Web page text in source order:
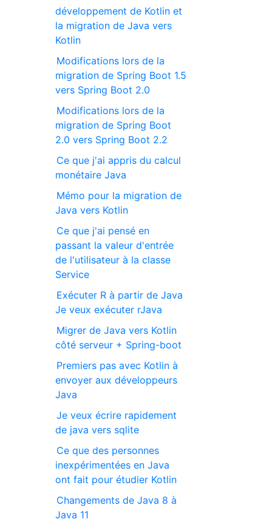
développement de Kotlin et
la migration de Java vers
Kotlin
Modifications lors de la
migration de Spring Boot 1.5
vers Spring Boot 2.0
Modifications lors de la
migration de Spring Boot
2.0 vers Spring Boot 2.2
Ce que j'ai appris du calcul
monétaire Java
Mémo pour la migration de
Java vers Kotlin
Ce que j'ai pensé en
passant la valeur d'entrée
de l'utilisateur à la classe
Service
Exécuter R à partir de Java
Je veux exécuter rJava
Migrer de Java vers Kotlin
côté serveur + Spring-boot
Premiers pas avec Kotlin à
envoyer aux développeurs
Java
Je veux écrire rapidement
de java vers sqlite
Ce que des personnes
inexpérimentées en Java
ont fait pour étudier Kotlin
Changements de Java 8 à
Java 11